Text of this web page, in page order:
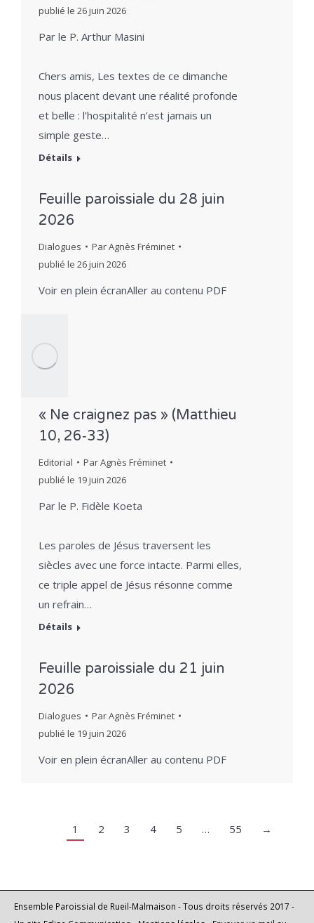
publié le 26 juin 2026
Par le P. Arthur Masini
Chers amis, Les textes de ce dimanche
nous placent devant une réalité profonde
et belle : l’hospitalité n’est jamais un
simple geste…
Détails
Feuille paroissiale du 28 juin
2026
Dialogues ParAgnès Fréminet
publié le 26 juin 2026
Voir en plein écranAller au contenu PDF
« Ne craignez pas » (Matthieu
10, 26‑33)
Editorial ParAgnès Fréminet
publié le 19 juin 2026
Par le P. Fidèle Koeta
Les paroles de Jésus traversent les
siècles avec une force intacte. Parmi elles,
ce triple appel de Jésus résonne comme
un refrain…
Détails
Feuille paroissiale du 21 juin
2026
Dialogues ParAgnès Fréminet
publié le 19 juin 2026
Voir en plein écranAller au contenu PDF
1 2 3 4 5 … 55 →
Ensemble Paroissial de Rueil-Malmaison - Tous droits réservés 2017 -